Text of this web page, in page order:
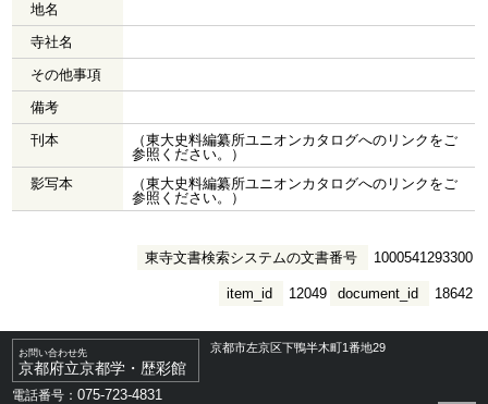
地名
寺社名
その他事項
備考
刊本
（東大史料編纂所ユニオンカタログへのリンクをご
参照ください。）
影写本
（東大史料編纂所ユニオンカタログへのリンクをご
参照ください。）
東寺文書検索システムの文書番号 1000541293300
document_id 18642
item_id 12049
お問い合わせ先
京都府立京都学・歴彩館
京都市左京区下鴨半木町1番地29
電話番号：075-723-4831